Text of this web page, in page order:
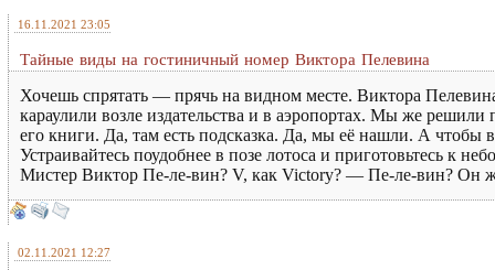
16.11.2021 23:05
Тайные виды на гостиничный номер Виктора Пелевина
Хочешь спрятать — прячь на видном месте. Виктора
караулили возле издательства и в аэропортах. Мы же
его книги. Да, там есть подсказка. Да, мы её нашли. А
Устраивайтесь поудобнее в позе лотоса и приготовьтесь к
Мистер Виктор Пе-ле-вин? V, как Victory? — Пе-ле-вин? Он
02.11.2021 12:27